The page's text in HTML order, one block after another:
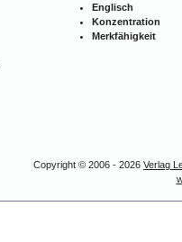
Englisch
Konzentration
Merkfähigkeit
Copyright © 2006 - 2026 Verlag